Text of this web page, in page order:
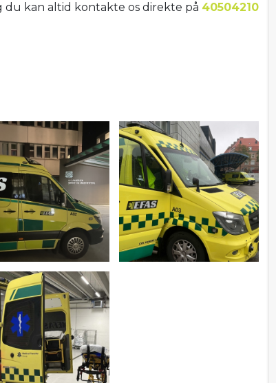
kan altid kontakte os direkte på 40504210